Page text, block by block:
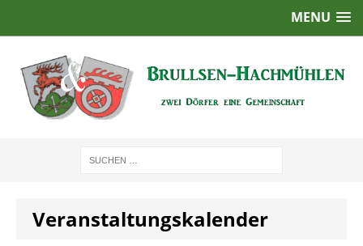
MENU
Veranstaltungskalender
2:00
5:00